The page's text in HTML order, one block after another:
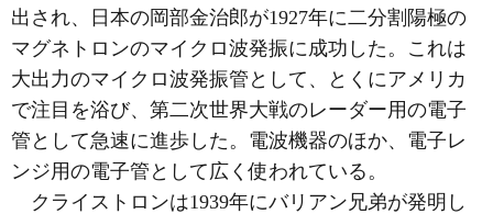
出され、日本の岡部金治郎が1927年に二分割陽極の
マグネトロンのマイクロ波発振に成功した。これは
大出力のマイクロ波発振管として、とくにアメリカ
で注目を浴び、第二次世界大戦のレーダー用の電子
管として急速に進歩した。電波機器のほか、電子レ
ンジ用の電子管として広く使われている。
クライストロンは1939年にバリアン兄弟が発明し